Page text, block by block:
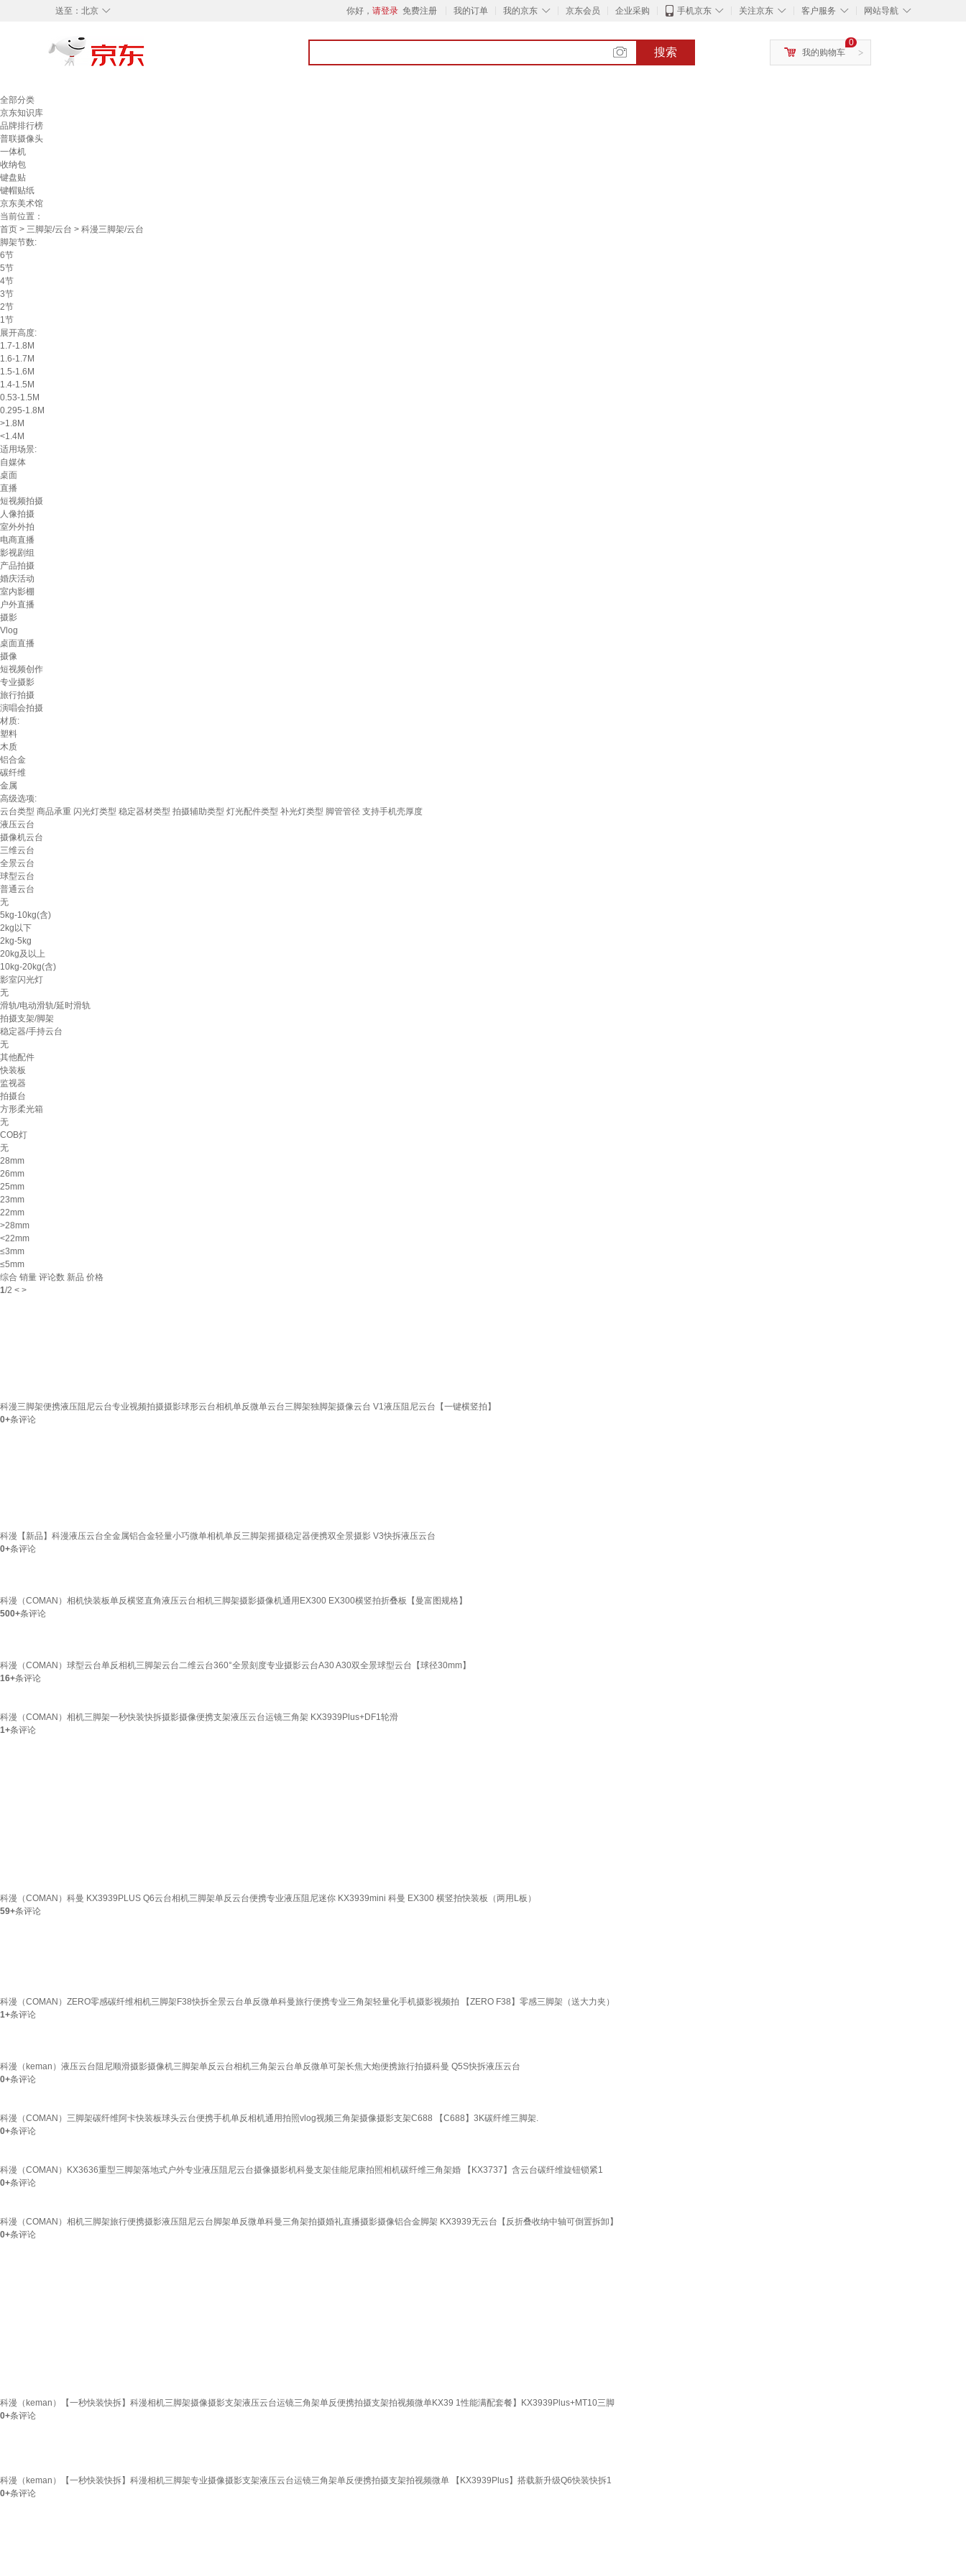
◇
送至： 北京 你好， 请登录 免费注册 我的订单 ◇
我的京东 京东会员 企业采购 ◇
手机京东 ◇
关注京东 ◇
客户服务 ◇
网站导航
搜索 >
0
我的购物车
全部分类
京东知识库
品牌排行榜
普联摄像头
一体机
收纳包
键盘贴
键帽贴纸
京东美术馆
当前位置：
首页 > 三脚架/云台 > 科漫三脚架/云台
脚架节数:
6节
5节
4节
3节
2节
1节
展开高度:
1.7-1.8M
1.6-1.7M
1.5-1.6M
1.4-1.5M
0.53-1.5M
0.295-1.8M
>1.8M
<1.4M
适用场景:
自媒体
桌面
直播
短视频拍摄
人像拍摄
室外外拍
电商直播
影视剧组
产品拍摄
婚庆活动
室内影棚
户外直播
摄影
Vlog
桌面直播
摄像
短视频创作
专业摄影
旅行拍摄
演唱会拍摄
材质:
塑料
木质
铝合金
碳纤维
金属
高级选项:
云台类型 商品承重 闪光灯类型 稳定器材类型 拍摄辅助类型 灯光配件类型 补光灯类型 脚管管径 支持手机壳厚度
液压云台
摄像机云台
三维云台
全景云台
球型云台
普通云台
无
5kg-10kg(含)
2kg以下
2kg-5kg
20kg及以上
10kg-20kg(含)
影室闪光灯
无
滑轨/电动滑轨/延时滑轨
拍摄支架/脚架
稳定器/手持云台
无
其他配件
快装板
监视器
拍摄台
方形柔光箱
无
COB灯
无
28mm
26mm
25mm
23mm
22mm
>28mm
<22mm
≤3mm
≤5mm
综合 销量 评论数 新品 价格
1/2 < >
科漫三脚架便携液压阻尼云台专业视频拍摄摄影球形云台相机单反微单云台三脚架独脚架摄像云台 V1液压阻尼云台【一键横竖拍】
0+条评论
科漫【新品】科漫液压云台全金属铝合金轻量小巧微单相机单反三脚架摇摄稳定器便携双全景摄影 V3快拆液压云台
0+条评论
科漫（COMAN）相机快装板单反横竖直角液压云台相机三脚架摄影摄像机通用EX300 EX300横竖拍折叠板【曼富图规格】
500+条评论
科漫（COMAN）球型云台单反相机三脚架云台二维云台360°全景刻度专业摄影云台A30 A30双全景球型云台【球径30mm】
16+条评论
科漫（COMAN）相机三脚架一秒快装快拆摄影摄像便携支架液压云台运镜三角架 KX3939Plus+DF1轮滑
1+条评论
科漫（COMAN）科曼 KX3939PLUS Q6云台相机三脚架单反云台便携专业液压阻尼迷你 KX3939mini 科曼 EX300 横竖拍快装板（两用L板）
59+条评论
科漫（COMAN）ZERO零感碳纤维相机三脚架F38快拆全景云台单反微单科曼旅行便携专业三角架轻量化手机摄影视频拍 【ZERO F38】零感三脚架（送大力夹）
1+条评论
科漫（keman）液压云台阻尼顺滑摄影摄像机三脚架单反云台相机三角架云台单反微单可架长焦大炮便携旅行拍摄科曼 Q5S快拆液压云台
0+条评论
科漫（COMAN）三脚架碳纤维阿卡快装板球头云台便携手机单反相机通用拍照vlog视频三角架摄像摄影支架C688 【C688】3K碳纤维三脚架.
0+条评论
科漫（COMAN）KX3636重型三脚架落地式户外专业液压阻尼云台摄像摄影机科曼支架佳能尼康拍照相机碳纤维三角架婚 【KX3737】含云台碳纤维旋钮锁紧1
0+条评论
科漫（COMAN）相机三脚架旅行便携摄影液压阻尼云台脚架单反微单科曼三角架拍摄婚礼直播摄影摄像铝合金脚架 KX3939无云台【反折叠收纳中轴可倒置拆卸】
0+条评论
科漫（keman）【一秒快装快拆】科漫相机三脚架摄像摄影支架液压云台运镜三角架单反便携拍摄支架拍视频微单KX39 1性能满配套餐】KX3939Plus+MT10三脚
0+条评论
科漫（keman）【一秒快装快拆】科漫相机三脚架专业摄像摄影支架液压云台运镜三角架单反便携拍摄支架拍视频微单 【KX3939Plus】搭载新升级Q6快装快拆1
0+条评论